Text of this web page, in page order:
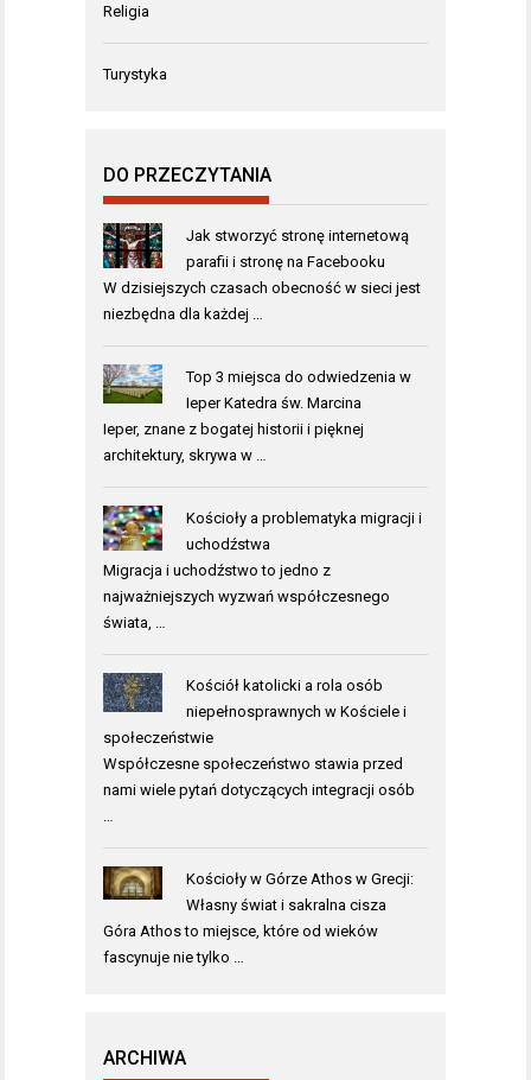
Religia
Turystyka
DO PRZECZYTANIA
Jak stworzyć stronę internetową
parafii i stronę na Facebooku
W dzisiejszych czasach obecność w sieci jest
niezbędna dla każdej …
Top 3 miejsca do odwiedzenia w
Ieper Katedra św. Marcina
Ieper, znane z bogatej historii i pięknej
architektury, skrywa w …
Kościoły a problematyka migracji i
uchodźstwa
Migracja i uchodźstwo to jedno z
najważniejszych wyzwań współczesnego
świata, …
Kościół katolicki a rola osób
niepełnosprawnych w Kościele i
społeczeństwie
Współczesne społeczeństwo stawia przed
nami wiele pytań dotyczących integracji osób
Kościoły w Górze Athos w Grecji:
Własny świat i sakralna cisza
Góra Athos to miejsce, które od wieków
fascynuje nie tylko …
ARCHIWA